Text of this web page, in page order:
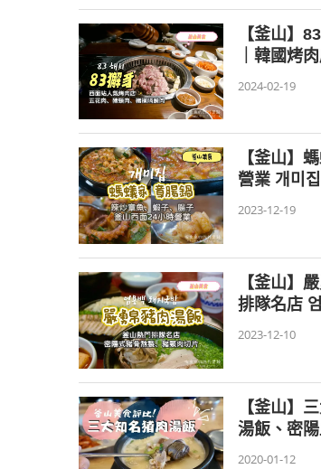
【釜山】
｜韓國烤
2024-02-19
【釜山】
營業 개미집
2023-12-19
【釜山】
排隊名店
2023-12-10
【釜山】
湯飯、密
2020-01-12